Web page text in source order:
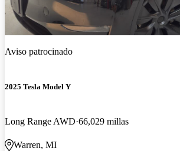
Aviso patrocinado
2025 Tesla Model Y
Long Range AWD 66,029 millas
Warren, MI